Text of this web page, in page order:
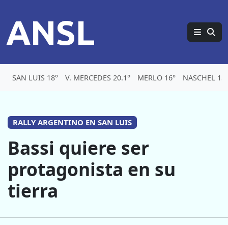
ANSL
SAN LUIS 18° V. MERCEDES 20.1° MERLO 16° NASCHEL
RALLY ARGENTINO EN SAN LUIS
Bassi quiere ser
protagonista en su
tierra